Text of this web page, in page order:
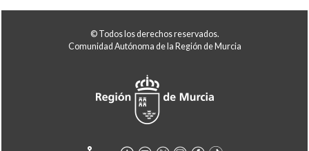
© Todos los derechos reservados.
Comunidad Autónoma de la Región de Murcia